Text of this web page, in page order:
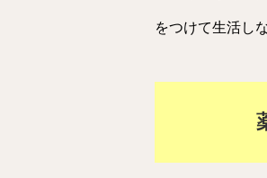
をつけて生活し